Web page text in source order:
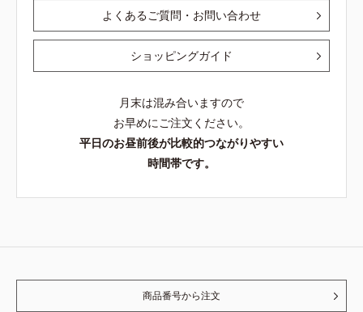
よくあるご質問・お問い合わせ
ショッピングガイド
月末は混み合いますので
お早めにご注文ください。
平日のお昼前後が比較的つながりやすい
時間帯です。
商品番号から注文